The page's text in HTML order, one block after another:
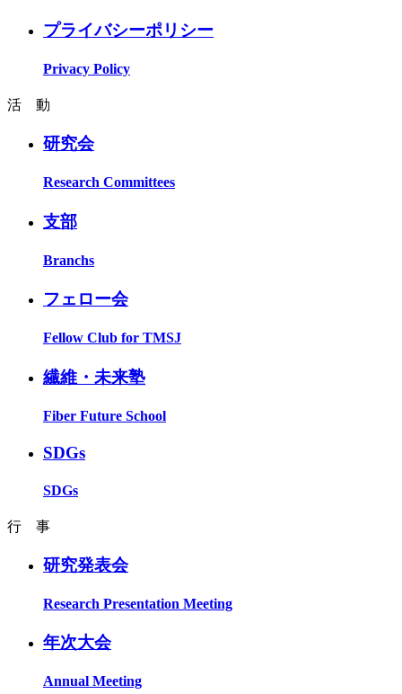
プライバシーポリシー
Privacy Policy
活 動
研究会
Research Committees
支部
Branchs
フェロー会
Fellow Club for TMSJ
繊維・未来塾
Fiber Future School
SDGs
SDGs
行 事
研究発表会
Research Presentation Meeting
年次大会
Annual Meeting